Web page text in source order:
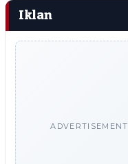
Iklan
ADVERTISEMENT